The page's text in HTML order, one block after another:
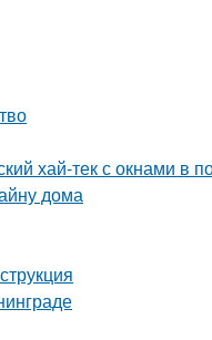
хай-тек с окнами в
дома